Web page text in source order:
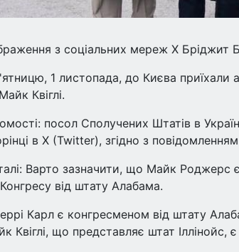
з соціальних мереж Х Бріджит
1 листопада, до Києва
Квіглі.
посол Сполучених Штатів в
в X (Twitter), згідно з
Варто зазначити, що Майк Роджерс є
від штату Алабама.
Карл є конгресменом від штату
Квіглі, що представляє штат Іллінойс,